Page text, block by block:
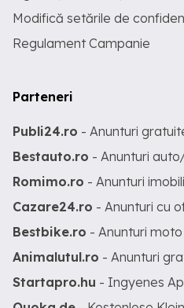
Modifică setările de
Regulament Campanie
Parteneri
Publi24.ro - Anunturi
Bestauto.ro - Anunturi
Romimo.ro - Anunturi
Cazare24.ro - Anunturi cu
Bestbike.ro - Anunturi moto
Animalutul.ro - Anunturi
Startapro.hu - Ingyenes